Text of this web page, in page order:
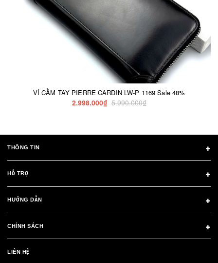
VÍ CẦM TAY PIERRE CARDIN LW-P 1169 Sale 48%
2.998.000₫ 5.990.000₫
THÔNG TIN
HỖ TRỢ
HƯỚNG DẪN
CHÍNH SÁCH
LIÊN HỆ